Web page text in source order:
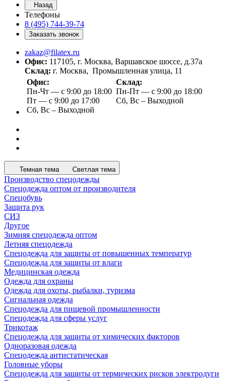
Назад
Телефоны
8 (495) 744-39-74
Заказать звонок
zakaz@filatex.ru
Офис: 117105, г. Москва, Варшавское шоссе, д.37а
Склад: г. Москва, Промышленная улица, 11
Офис:
Пн-Чт — с 9:00 до 18:00
Пт — с 9:00 до 17:00
Сб, Вс – Выходной
Склад:
Пн-Пт — с 9:00 до 18:00
Сб, Вс – Выходной
Темная тема Светлая тема
Производство спецодежды
Спецодежда оптом от производителя
Спецобувь
Защита рук
СИЗ
Другое
Зимняя спецодежда оптом
Летняя спецодежда
Спецодежда для защиты от повышенных температур
Спецодежда для защиты от влаги
Медицинская одежда
Одежда для охраны
Одежда для охоты, рыбалки, туризма
Сигнальная одежда
Спецодежда для пищевой промышленности
Спецодежда для сферы услуг
Трикотаж
Спецодежда для защиты от химических факторов
Одноразовая одежда
Спецодежда антистатическая
Головные уборы
Спецодежда для защиты от термических рисков электродуги